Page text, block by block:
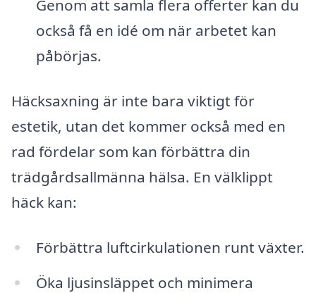
Genom att samla flera offerter kan du
också få en idé om när arbetet kan
påbörjas.
Häcksaxning är inte bara viktigt för
estetik, utan det kommer också med en
rad fördelar som kan förbättra din
trädgårdsallmänna hälsa. En välklippt
häck kan:
Förbättra luftcirkulationen runt växter.
Öka ljusinsläppet och minimera